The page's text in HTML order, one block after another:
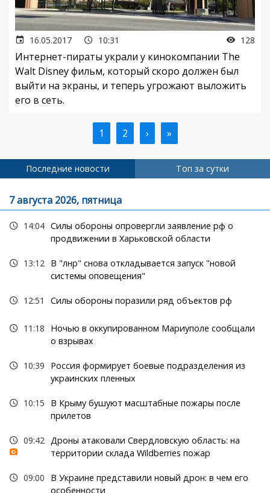
16.05.2017 10:31 128
Интернет-пираты украли у кинокомпании The
Walt Disney фильм, который скоро должен был
выйти на экраны, и теперь угрожают выложить
его в сеть.
Текущая
страница
1 Страница
2 Следующая
страница
› Последняя
страница
»
Последние новости Топ за сутки
7 августа 2026, пятница
14:04 Силы обороны опровергли заявление рф о
продвижении в Харьковской области
13:12
В "лнр" снова откладывается запуск "новой
системы оповещения"
12:51 Силы обороны поразили ряд объектов рф
11:18
Ночью в оккупированном Мариуполе сообщали
о взрывах
10:39
Россия формирует боевые подразделения из
украинских пленных
10:15
В Крыму бушуют масштабные пожары после
прилетов
09:42
Дроны атаковали Свердловскую область: на
территории склада Wildberries пожар
09:00
В Украине представили новый дрон: в чем его
особенности